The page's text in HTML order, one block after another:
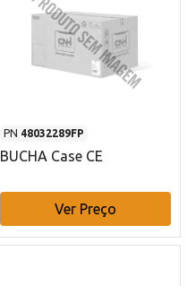
PN 48032289FP
BUCHA Case CE
Ver Preço